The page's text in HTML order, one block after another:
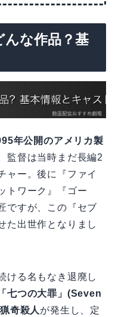
んな作品？基
年公開のアメリカ製
監督は当時まだ長編2
ャー。後に『ファイ
トワーク』『ゴー
ですが、この『セブ
た出世作となりまし
ける名もなき退廃し
七つの大罪」(Seven
奇殺人が発生し、定